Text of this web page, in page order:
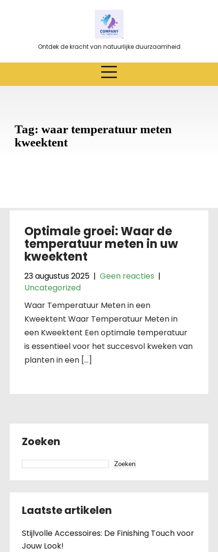
Ontdek de kracht van natuurlijke duurzaamheid
Tag: waar temperatuur meten
kweektent
Optimale groei: Waar de
temperatuur meten in uw
kweektent
23 augustus 2025 | Geen reacties |
Uncategorized
Waar Temperatuur Meten in een
Kweektent Waar Temperatuur Meten in
een Kweektent Een optimale temperatuur
is essentieel voor het succesvol kweken van
planten in een […]
Zoeken
Zoeken
Laatste artikelen
Stijlvolle Accessoires: De Finishing Touch voor
Jouw Look!